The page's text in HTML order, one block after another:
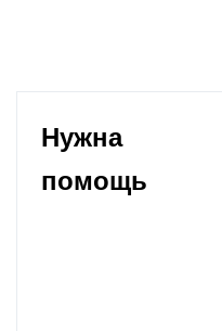
Нужна
помощь